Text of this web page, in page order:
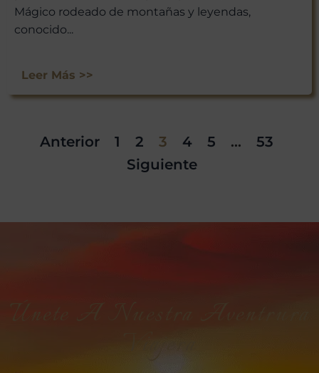
Mágico rodeado de montañas y leyendas,
conocido...
Leer Más >>
Anterior 1 2 3 4 5 …
53
Siguiente
Viajera